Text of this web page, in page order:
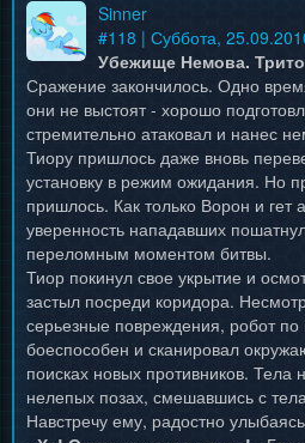
Sinner
#118 | Суббота,
Убежище Немова.
Сражение закончилось. Одно
они не выстоят - хорошо
стремительно атаковал и нанес
Тиору пришлось даже вновь
установку в режим ожидания. Но
пришлось. Как только Ворон и гет
уверенность нападавших
переломным моментом битвы.
Тиор покинул свое укрытие и
застыл посреди коридора.
серьезные повреждения, робот
боеспособен и сканировал
поисках новых противников. Тела
нелепых позах, смешавшись с
Навстречу ему, радостно